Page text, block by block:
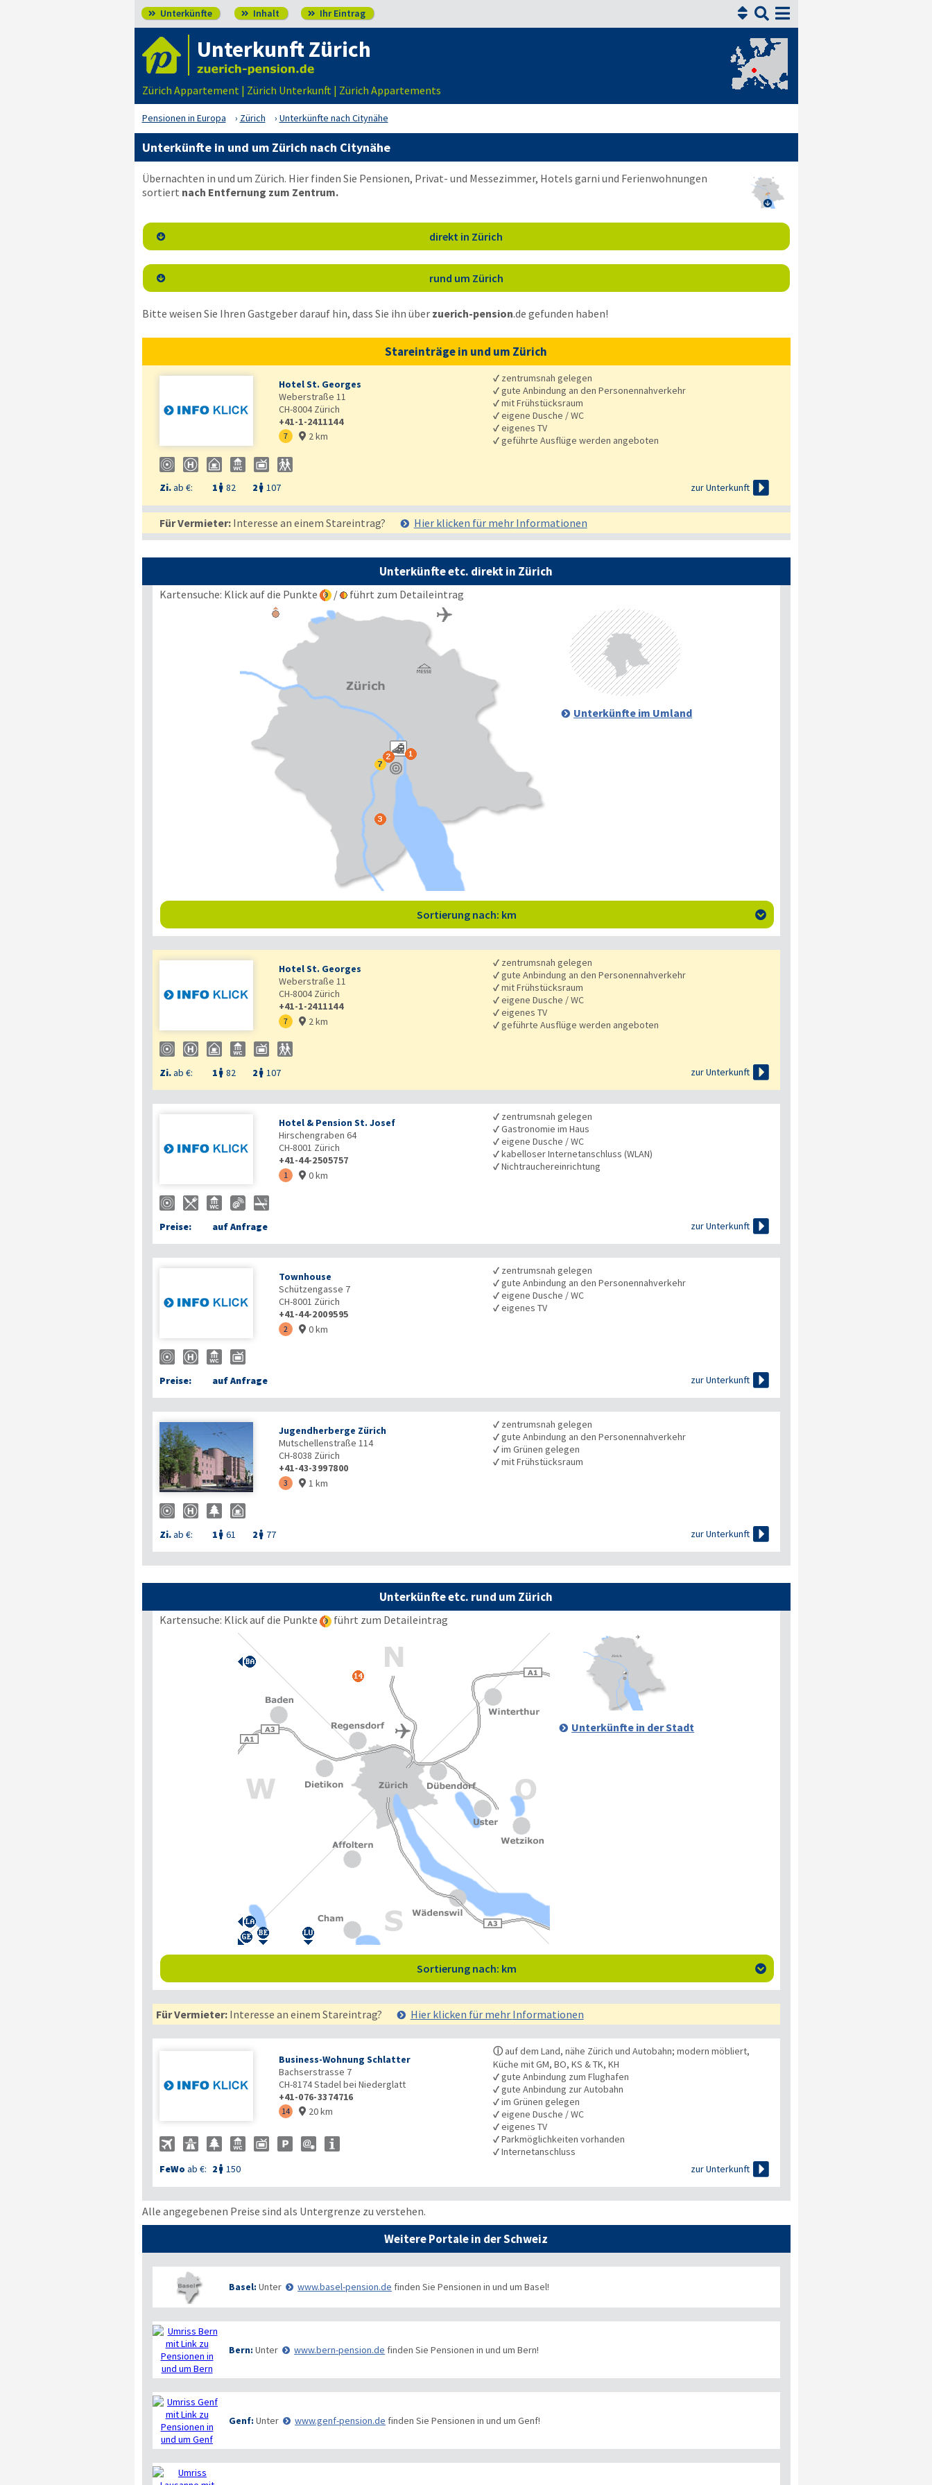
 Unterkünfte  Inhalt  Ihr Eintrag 

Unterkunft Zürich
Zürich Appartement | Zürich Unterkunft | Zürich Appartements
Pensionen in Europa Zürich Unterkünfte nach Citynähe
Unterkünfte in und um Zürich nach Citynähe

Übernachten in und um Zürich. Hier finden Sie Pensionen, Privat- und Messezimmer, Hotels garni und Ferienwohnungen
sortiert nach Entfernung zum Zentrum.
 direkt in Zürich
 rund um Zürich
Bitte weisen Sie Ihren Gastgeber darauf hin, dass Sie ihn über zuerich-pension.de gefunden haben!
Stareinträge in und um Zürich
Hotel St. Georges
Weberstraße 11
CH-8004 Zürich
+41-1-2411144
7  2 km
Zi.ab €: 1  82 2  107
✓ zentrumsnah gelegen
✓gute Anbindung an den Personennahverkehr
✓mit Frühstücksraum
✓eigene Dusche / WC
✓eigenes TV
✓geführte Ausflüge werden angeboten
zur Unterkunft 
Für Vermieter:Interesse an einem Stareintrag? Hier klicken für mehr Informationen
Unterkünfte etc. direkt in Zürich
Kartensuche: Klick auf die Punkte / führt zum Detaileintrag
Unterkünfte im Umland
Sortierung nach: km 
Hotel St. Georges
Weberstraße 11
CH-8004 Zürich
+41-1-2411144
7  2 km
Zi.ab €: 1  82 2  107
✓ zentrumsnah gelegen
✓gute Anbindung an den Personennahverkehr
✓mit Frühstücksraum
✓eigene Dusche / WC
✓eigenes TV
✓geführte Ausflüge werden angeboten
zur Unterkunft 
Hotel & Pension St. Josef
Hirschengraben 64
CH-8001 Zürich
+41-44-2505757
1  0 km
Preise: auf Anfrage
✓ zentrumsnah gelegen
✓Gastronomie im Haus
✓eigene Dusche / WC
✓kabelloser Internetanschluss (WLAN)
✓Nichtrauchereinrichtung
zur Unterkunft 
Townhouse
Schützengasse 7
CH-8001 Zürich
+41-44-2009595
2  0 km
Preise: auf Anfrage
✓ zentrumsnah gelegen
✓gute Anbindung an den Personennahverkehr
✓eigene Dusche / WC
✓eigenes TV
zur Unterkunft 
Jugendherberge Zürich
Mutschellenstraße 114
CH-8038 Zürich
+41-43-3997800
3  1 km
Zi.ab €: 1  61 2  77
✓ zentrumsnah gelegen
✓gute Anbindung an den Personennahverkehr
✓im Grünen gelegen
✓mit Frühstücksraum
zur Unterkunft 
Unterkünfte etc. rund um Zürich
Kartensuche: Klick auf die Punkte führt zum Detaileintrag
Unterkünfte in der Stadt
Sortierung nach: km 
Für Vermieter:Interesse an einem Stareintrag? Hier klicken für mehr Informationen
Business-Wohnung Schlatter
Bachserstrasse 7
CH-8174Stadel bei Niederglatt
+41-076-3374716
14  20 km
FeWo ab €: 2  150
ⓘ auf dem Land, nähe Zürich und Autobahn; modern möbliert,
Küche mit GM, BO, KS & TK, KH
✓gute Anbindung zum Flughafen
✓gute Anbindung zur Autobahn
✓im Grünen gelegen
✓eigene Dusche / WC
✓eigenes TV
✓Parkmöglichkeiten vorhanden
✓Internetanschluss
zur Unterkunft 
Alle angegebenen Preise sind als Untergrenze zu verstehen.
Weitere Portale in der Schweiz
Basel: Unter www.basel-pension.de finden Sie Pensionen in und um Basel!
Bern: Unter www.bern-pension.de finden Sie Pensionen in und um Bern!
Genf: Unter www.genf-pension.de finden Sie Pensionen in und um Genf!